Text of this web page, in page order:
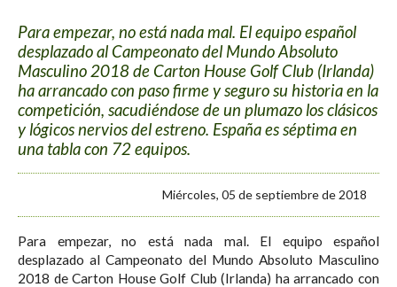
Para empezar, no está nada mal. El equipo español
desplazado al Campeonato del Mundo Absoluto
Masculino 2018 de Carton House Golf Club (Irlanda)
ha arrancado con paso firme y seguro su historia en la
competición, sacudiéndose de un plumazo los clásicos
y lógicos nervios del estreno. España es séptima en
una tabla con 72 equipos.
Miércoles, 05 de septiembre de 2018
Para empezar, no está nada mal. El equipo español
desplazado al Campeonato del Mundo Absoluto Masculino
2018 de Carton House Golf Club (Irlanda) ha arrancado con